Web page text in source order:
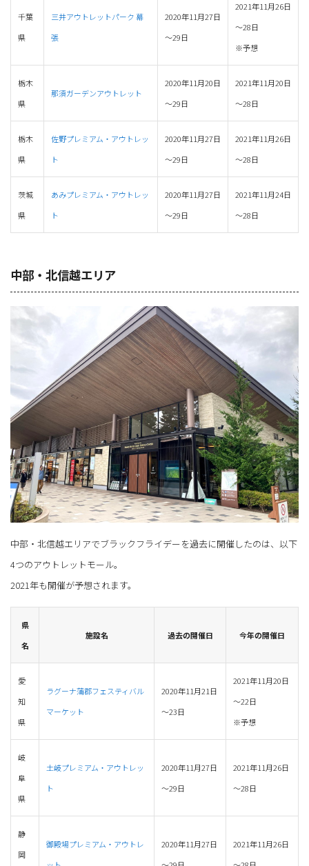
千葉
県
三井アウトレットパーク 幕
張
2020年11月27日
～29日
2021年11月26日
～28日
※予想
栃木
県
那須ガーデンアウトレット
2020年11月20日
～29日
2021年11月20日
～28日
栃木
県
佐野プレミアム・アウトレッ
ト
2020年11月27日
～29日
2021年11月26日
～28日
茨城
県
あみプレミアム・アウトレッ
ト
2020年11月27日
～29日
2021年11月24日
～28日
中部・北信越エリア
中部・北信越エリアでブラックフライデーを過去に開催したのは、以下
4つのアウトレットモール。
2021年も開催が予想されます。
県
名
施設名 過去の開催日 今年の開催日
愛
知
県
ラグーナ蒲郡フェスティバル
マーケット
2020年11月21日
～23日
2021年11月20日
～22日
※予想
岐
阜
県
土岐プレミアム・アウトレッ
ト
2020年11月27日
～29日
2021年11月26日
～28日
静
岡
御殿場プレミアム・アウトレ
2020年11月27日
2021年11月26日